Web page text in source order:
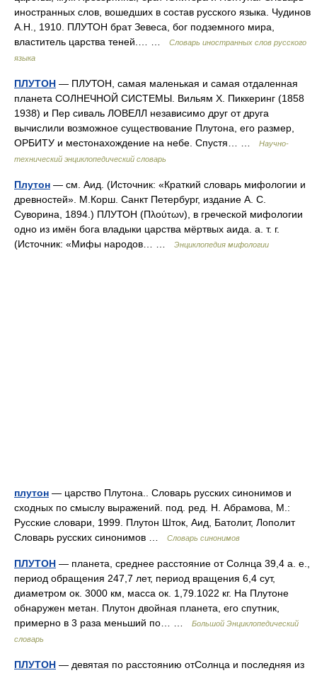
иностранных слов, вошедших в состав русского языка. Чудинов
А.Н., 1910. ПЛУТОН брат Зевеса, бог подземного мира,
властитель царства теней.… …
Словарь иностранных слов русского
языка
ПЛУТОН — ПЛУТОН, самая маленькая и самая отдаленная
планета СОЛНЕЧНОЙ СИСТЕМЫ. Вильям X. Пиккеринг (1858
1938) и Пер сиваль ЛОВЕЛЛ независимо друг от друга
вычислили возможное существование Плутона, его размер,
ОРБИТУ и местонахождение на небе. Спустя… …
Научно-
технический энциклопедический словарь
Плутон — см. Аид. (Источник: «Краткий словарь мифологии и
древностей». М.Корш. Санкт Петербург, издание А. С.
Суворина, 1894.) ПЛУТОН (Πλούτων), в греческой мифологии
одно из имён бога владыки царства мёртвых аида. а. т. г.
(Источник: «Мифы народов… …
Энциклопедия мифологии
плутон — царство Плутона.. Словарь русских синонимов и
сходных по смыслу выражений. под. ред. Н. Абрамова, М.:
Русские словари, 1999. Плутон Шток, Аид, Батолит, Лополит
Словарь русских синонимов …
Словарь синонимов
ПЛУТОН — планета, среднее расстояние от Солнца 39,4 а. е.,
период обращения 247,7 лет, период вращения 6,4 сут,
диаметром ок. 3000 км, масса ок. 1,79.1022 кг. На Плутоне
обнаружен метан. Плутон двойная планета, его спутник,
примерно в 3 раза меньший по… …
Большой Энциклопедический
словарь
ПЛУТОН — девятая по расстоянию отСолнца и последняя из